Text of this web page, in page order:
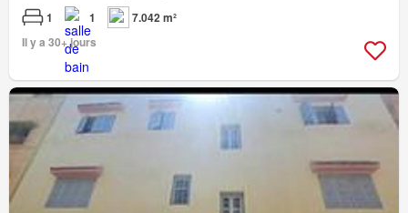
1 1
7.042 m²
Il y a 30+ jours